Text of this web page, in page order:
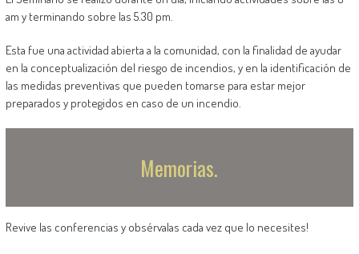
am y terminando sobre las 5.30 pm.
Esta fue una actividad abierta a la comunidad, con la finalidad de ayudar
en la conceptualización del riesgo de incendios, y en la identificación de
las medidas preventivas que pueden tomarse para estar mejor
preparados y protegidos en caso de un incendio.
Memorias.
Revive las conferencias y obsérvalas cada vez que lo necesites!